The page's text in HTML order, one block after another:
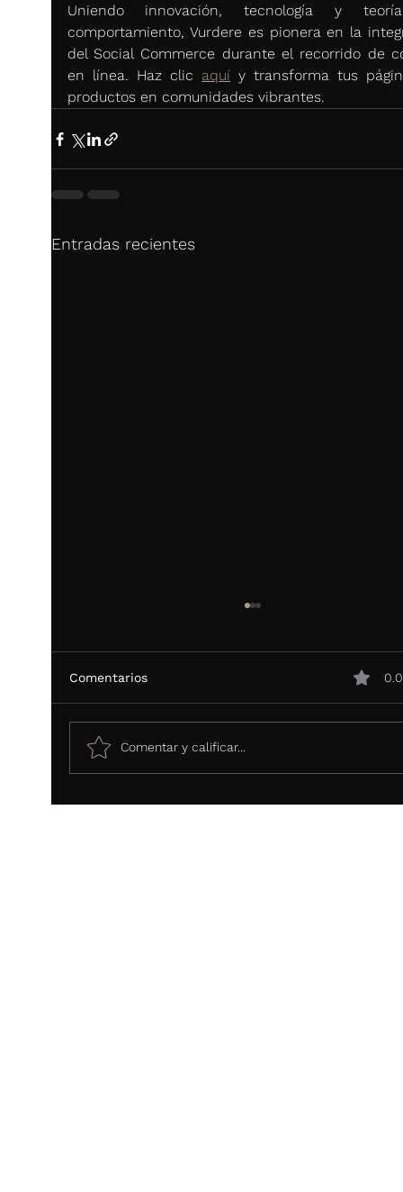
Uniendo innovación, tecnología y
comportamiento, Vurdere es pionera en la
del Social Commerce durante el recorrido de
en línea. Haz clic aquí y transforma tus
productos en comunidades vibrantes.
Entradas recientes
Comentarios
Comentar y calificar...